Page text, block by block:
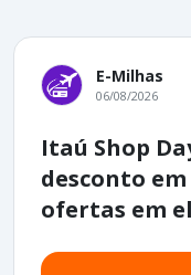
E-Milhas
06/08/2026
Itaú Shop
desconto
ofertas em